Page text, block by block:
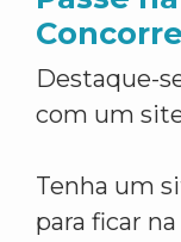
Destaque-
com um
Tenha um
para ficar